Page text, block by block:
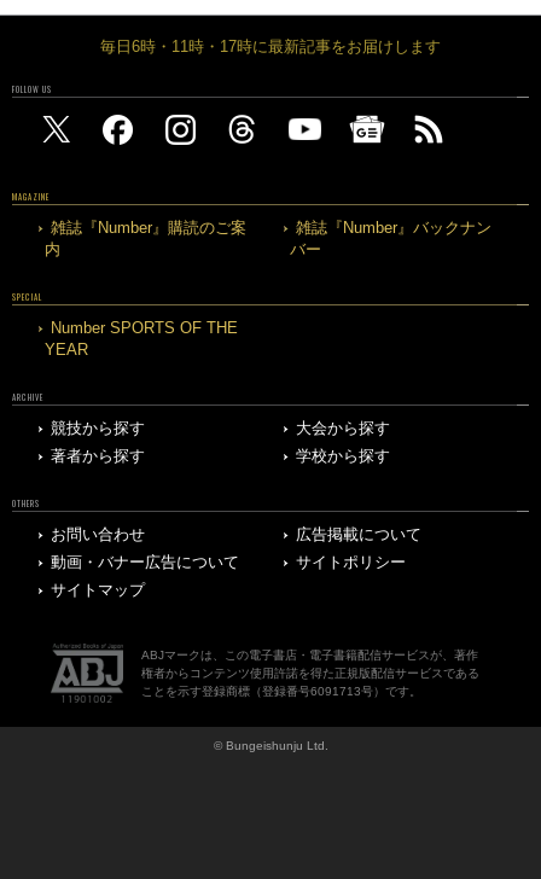
毎日6時・11時・17時に最新記事をお届けします
FOLLOW US
MAGAZINE
雑誌『Number』購読のご案
内
雑誌『Number』バックナン
バー
SPECIAL
Number SPORTS OF THE
YEAR
ARCHIVE
競技から探す
大会から探す
著者から探す
学校から探す
OTHERS
お問い合わせ
広告掲載について
動画・バナー広告について
サイトポリシー
サイトマップ
ABJマークは、この電子書店・電子書籍配信サービスが、著作
権者からコンテンツ使用許諾を得た正規版配信サービスである
ことを示す登録商標（登録番号6091713号）です。
© Bungeishunju Ltd.